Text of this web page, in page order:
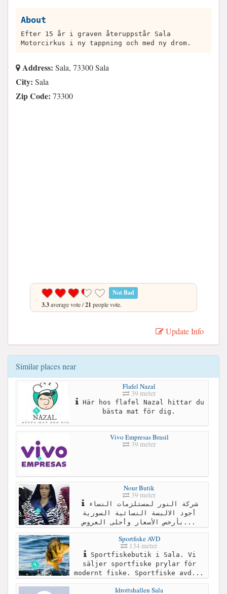
About
Efter 15 år i graven återuppstår Sala
Motorcirkus i ny tappning och med ny drom.
Address: Sala, 73300 Sala
City: Sala
Zip Code: 73300
Not Bad
3.3average vote /21 people vote.
Update Info
Similar places near
Flafel Nazal
39 meter
Här hos flafel Nazal hittar du
bästa mat för dig.
Vivo Empresas Brasil
39 meter
Nour Butik
39 meter
شركة النور لمستلزمات النساء
أجود الالبسة النسائية السورية
بأرخص الأسعار وأحلى العروض...
Sportfiske AVD
134 meter
Sportfiskebutik i Sala. Vi
säljer sportfiske prylar för
modernt fiske. Sportfiske avd...
Idrottshallen Sala